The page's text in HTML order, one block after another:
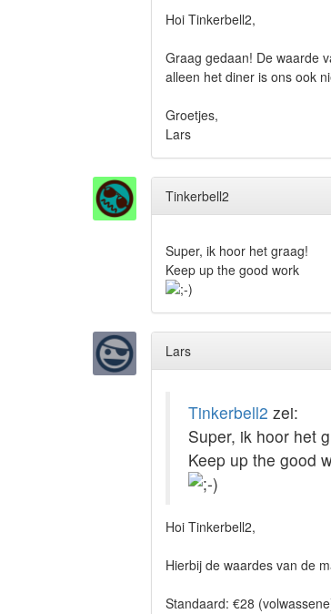
Hoi Tinkerbell2,
Graag gedaan! De waarde
alleen het diner is ons ook
Groetjes,
Lars
Tinkerbell2
Super, ik hoor het graag!
Keep up the good work
Lars
Tinkerbell2 zei:
Super, ik hoor het
Keep up the good
Hoi Tinkerbell2,
Hierbij de waardes van de
Standaard: €28